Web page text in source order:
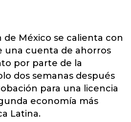
de México se calienta con
una cuenta de ahorros
por parte de la
dos semanas después
para una licencia
economía más
Latina.